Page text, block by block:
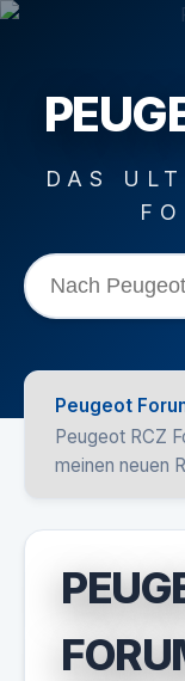
DAS
Peugeot
Peugeot RCZ
meinen neuen